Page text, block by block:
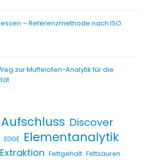
– Referenzmethode nach ISO
zur Muffelofen-Analytik für die
Aufschluss Discover
EDGE Elementanalytik
Extraktion Fettgehalt Fettsäuren